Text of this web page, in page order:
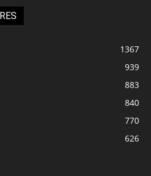
1367
939
883
840
770
626